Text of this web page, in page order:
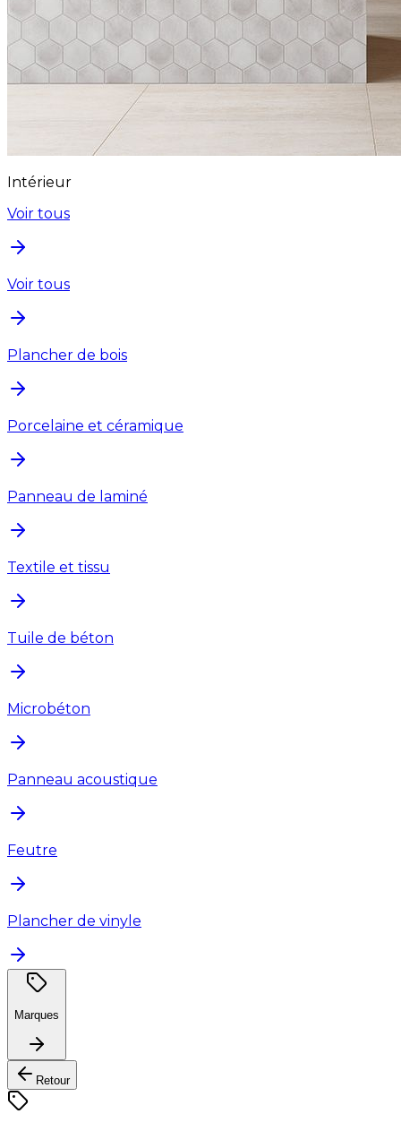
Intérieur
Voir tous
Voir tous
Plancher de bois
Porcelaine et céramique
Panneau de laminé
Textile et tissu
Tuile de béton
Microbéton
Panneau acoustique
Feutre
Plancher de vinyle
Marques
Retour